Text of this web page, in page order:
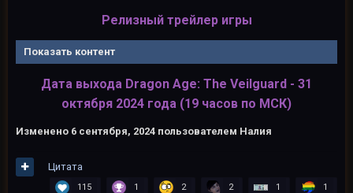
Релизный трейлер игры
Показать контент
Дата выхода Dragon Age: The Veilguard - 31
октября 2024 года (19 часов по МСК)
Изменено 6 сентября, 2024 пользователем Налия
115 1 2 2 1 1
Цитата